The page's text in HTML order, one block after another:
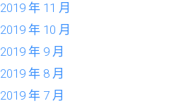
2019 年 11 月
2019 年 10 月
2019 年 9 月
2019 年 8 月
2019 年 7 月